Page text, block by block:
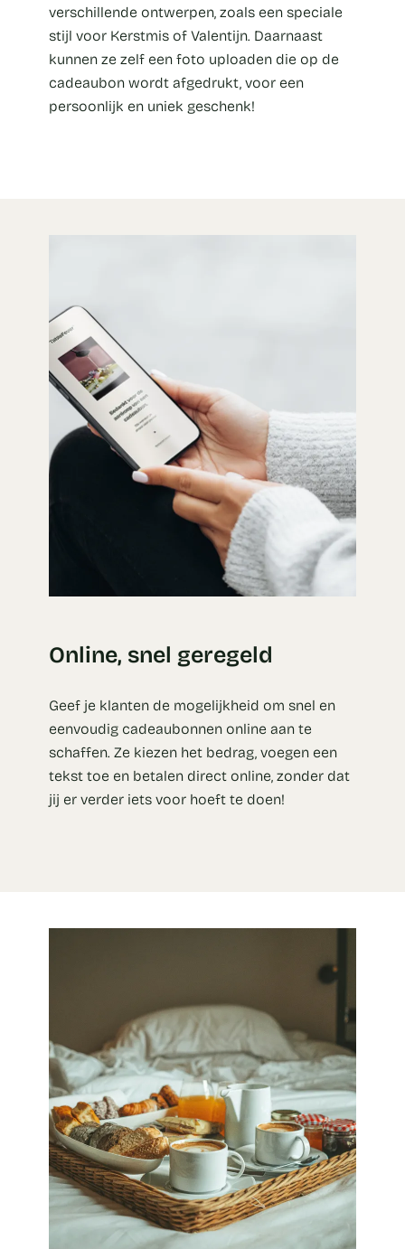
verschillende ontwerpen, zoals een speciale
stijl voor Kerstmis of Valentijn. Daarnaast
kunnen ze zelf een foto uploaden die op de
cadeaubon wordt afgedrukt, voor een
persoonlijk en uniek geschenk!
Online, snel geregeld
Geef je klanten de mogelijkheid om snel en
eenvoudig cadeaubonnen online aan te
schaffen. Ze kiezen het bedrag, voegen een
tekst toe en betalen direct online, zonder dat
jij er verder iets voor hoeft te doen!